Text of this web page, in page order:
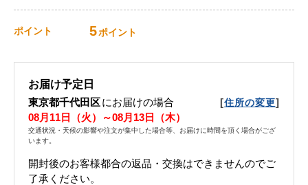
ポイント 5ポイント
お届け予定日
東京都千代田区にお届けの場合 [住所の変更]
08月11日（火）～08月13日（木）
交通状況・天候の影響や注文が集中した場合等、お届けに時間を頂く場合がござ
います。
開封後のお客様都合の返品・交換はできませんのでご
了承ください。